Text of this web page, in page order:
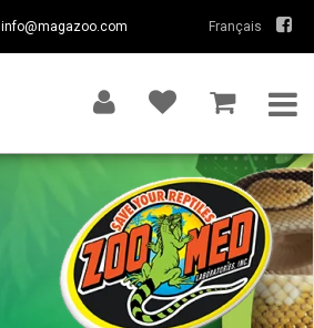
info@magazoo.com Français